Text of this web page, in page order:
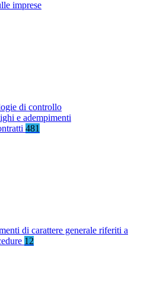
imprese
di controllo
e adempimenti
481
di carattere generale riferiti a
12